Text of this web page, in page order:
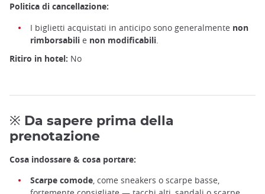
Politica di cancellazione:
I biglietti acquistati in anticipo sono generalmente non
rimborsabili e non modificabili
Ritiro in hotel: No
※ Da sapere prima della
prenotazione
Cosa indossare & cosa portare:
Scarpe comode , come sneakers o scarpe basse,